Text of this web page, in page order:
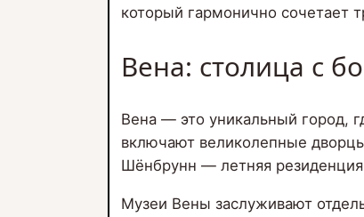
который гармонично сочетает
Вена: столица с
Вена — это уникальный город,
включают великолепные
Шёнбрунн — летняя
Музеи Вены заслуживают